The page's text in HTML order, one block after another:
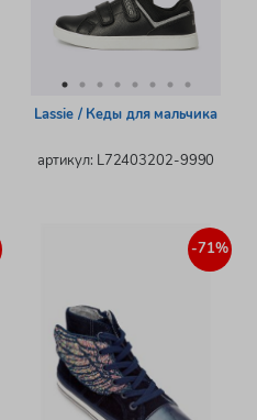
Lassie / Кеды для мальчика
артикул: L72403202-9990
-71%